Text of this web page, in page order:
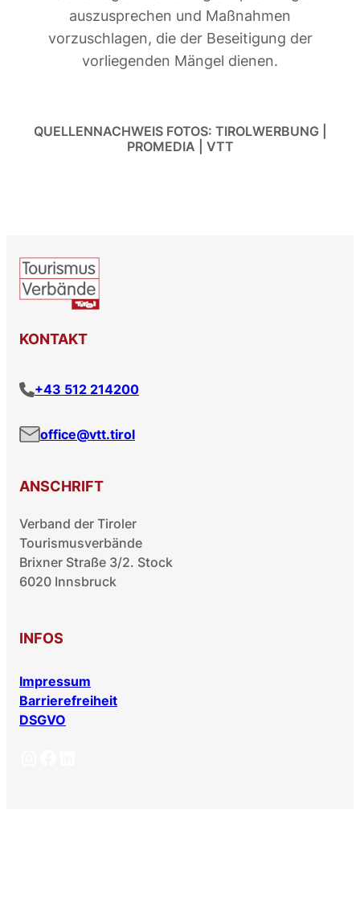
auszusprechen und Maßnahmen
vorzuschlagen, die der Beseitigung der
vorliegenden Mängel dienen.
QUELLENNACHWEIS FOTOS: TIROLWERBUNG |
PROMEDIA | VTT
KONTAKT
+43 512 214200
office@vtt.tirol
ANSCHRIFT
Verband der Tiroler
Tourismusverbände
Brixner Straße 3/2. Stock
6020 Innsbruck
INFOS
Impressum
Barrierefreiheit
DSGVO